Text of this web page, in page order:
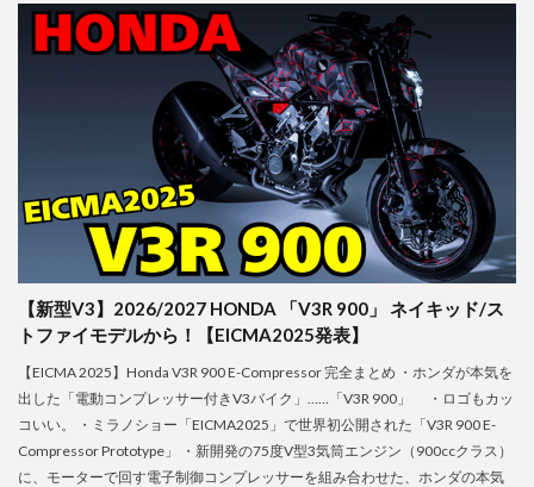
【新型V3】2026/2027 HONDA 「V3R 900」 ネイキッド/ス
トファイモデルから！【EICMA2025発表】
【EICMA 2025】Honda V3R 900 E-Compressor 完全まとめ ・ホンダが本気を
出した「電動コンプレッサー付きV3バイク」……「V3R 900」 ・ロゴもカッ
コいい。 ・ミラノショー「EICMA2025」で世界初公開された「V3R 900 E-
Compressor Prototype」 ・新開発の75度V型3気筒エンジン（900ccクラス）
に、モーターで回す電子制御コンプレッサーを組み合わせた、ホンダの本気